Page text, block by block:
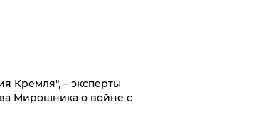
Кремля", – эксперты
Мирошника о войне с